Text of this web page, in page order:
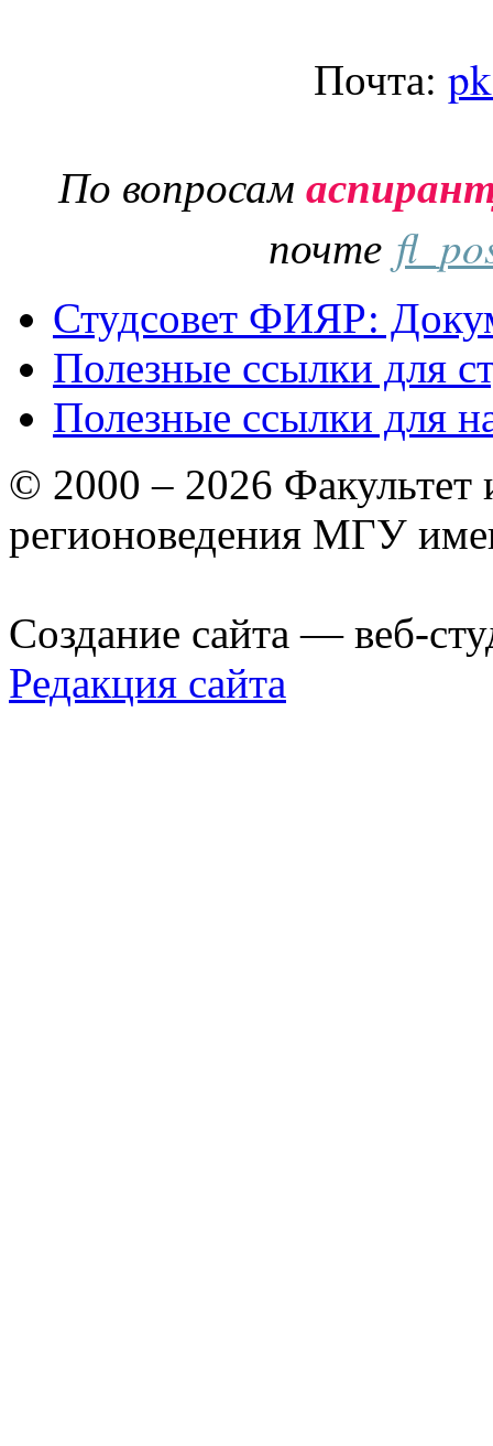
Почта:
По вопросам
почте
Студсовет ФИЯР:
Полезные ссылки для
Полезные ссылки для
© 2000 – 2026 Факультет
регионоведения МГУ
Создание сайта — веб-
Редакция сайта